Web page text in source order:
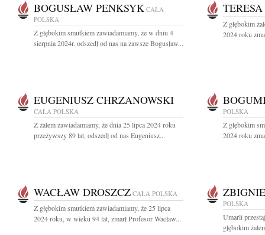
BOGUSŁAW PENKSYK CAŁA
POLSKA
Z głębokim smutkiem zawiadamiamy, że w dniu 4
sierpnia 2024r. odszedł od nas na zawsze Bogusław...
Z głębokim
2024 roku
EUGENIUSZ CHRZANOWSKI
CAŁA POLSKA
Z żalem zawiadamiamy, że dnia 25 lipca 2024 roku
przeżywszy 89 lat, odszedł od nas Eugeniusz...
POLSKA
Z głębokim
2024 roku
WACŁAW DROSZCZ CAŁA POLSKA
Z głębokim smutkiem zawiadamiamy, że 25 lipca
2024 roku, w wieku 94 lat, zmarł Profesor Wacław...
POLSKA
Umarli
głębokim